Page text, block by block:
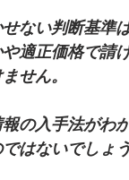
判断基準は
適正価格で請
せん。
手法がわか
はないでしょう